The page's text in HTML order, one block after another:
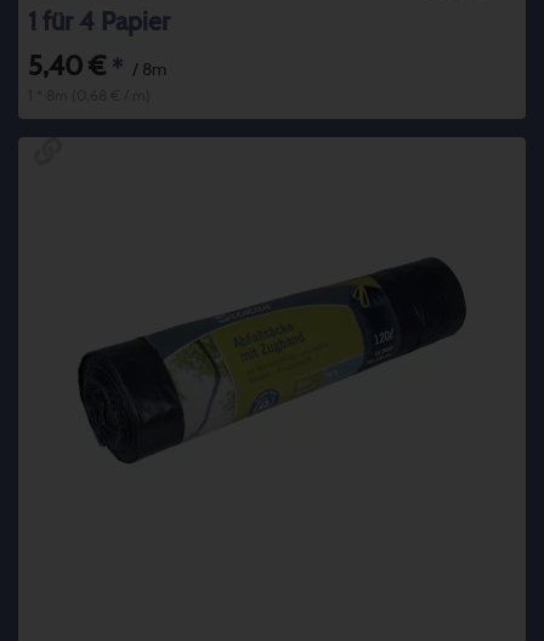
1 für 4 Papier
5,40 € * / 8m